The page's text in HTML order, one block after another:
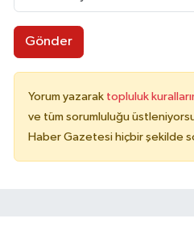
Gönder
Yorum yazarak topluluk
ve tüm sorumluluğu
Haber Gazetesi hiçbir şekilde